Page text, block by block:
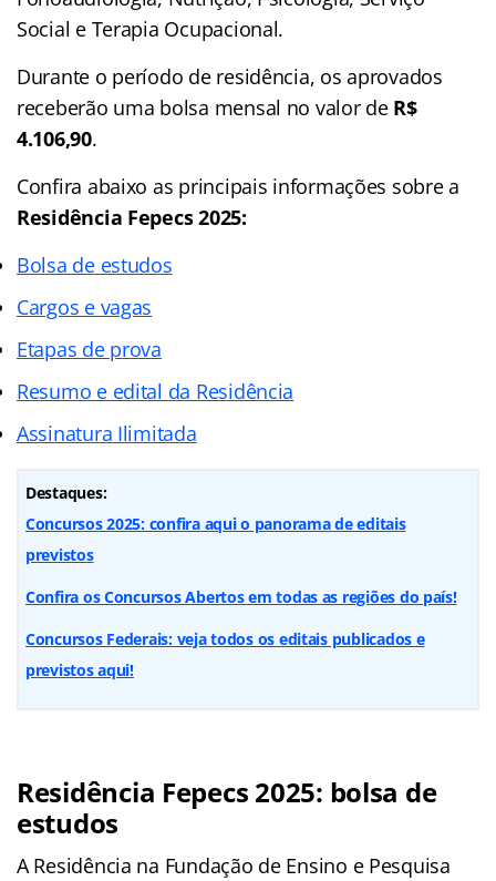
Social e Terapia Ocupacional.
Durante o período de residência, os aprovados
receberão uma bolsa mensal no valor de R$
4.106,90.
Confira abaixo as principais informações sobre a
Residência Fepecs 2025:
Bolsa de estudos
Cargos e vagas
Etapas de prova
Resumo e edital da Residência
Assinatura Ilimitada
Destaques:
Concursos 2025: confira aqui o panorama de editais
previstos
Confira os Concursos Abertos em todas as regiões do país!
Concursos Federais: veja todos os editais publicados e
previstos aqui!
Residência Fepecs 2025: bolsa de
estudos
A Residência na Fundação de Ensino e Pesquisa